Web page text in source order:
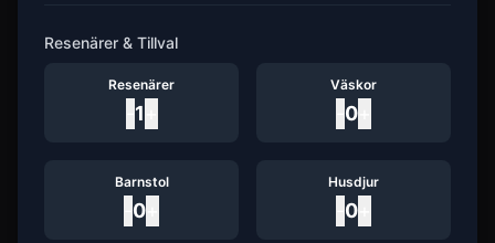
Resenärer & Tillval
Resenärer
1
Väskor
0
Barnstol
0
Husdjur
0